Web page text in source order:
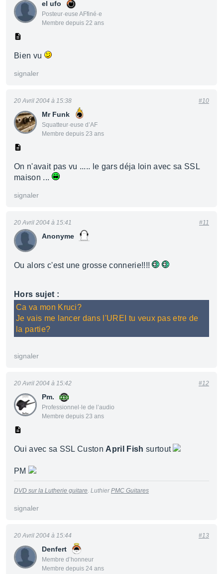
el ufo
Posteur·euse AFfiné·e
Membre depuis 22 ans
Bien vu
signaler
Mr Funk
Squatteur·euse d’AF
Membre depuis 23 ans
20 Avril 2004 à 15:38 #10
On n'avait pas vu ..... le gars déja loin avec sa SSL
maison ...
signaler
Anonyme
20 Avril 2004 à 15:41 #11
Ou alors c'est une grosse connerie!!!!
Hors sujet :
Ca va mon Kruci?
Je vais me lancer dans l'UREI tu veux pas etre de
la partie?
signaler
Pm.
Professionnel·le de l’audio
Membre depuis 23 ans
20 Avril 2004 à 15:42 #12
Oui avec sa SSL Custon April Fish surtout
PM
DVD sur la Lutherie guitare. LuthierPMC Guitares
signaler
Denfert
Membre d’honneur
Membre depuis 24 ans
20 Avril 2004 à 15:44 #13